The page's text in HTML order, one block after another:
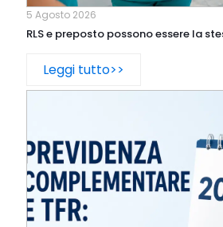
5 Agosto 2026
RLS e preposto possono essere la
Leggi tutto>>